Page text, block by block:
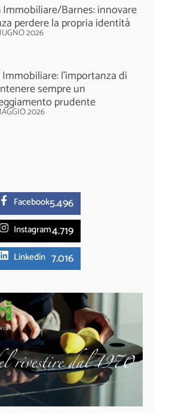
Immobiliare/Barnes: innovare
perdere la propria identità
2026
Immobiliare: l’importanza di
sempre un
prudente
2026
Facebook5.496
Instagram4.719
Linkedin 7.016